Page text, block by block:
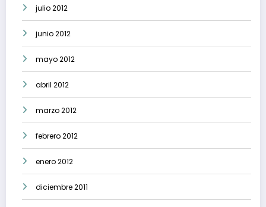
julio 2012
junio 2012
mayo 2012
abril 2012
marzo 2012
febrero 2012
enero 2012
diciembre 2011